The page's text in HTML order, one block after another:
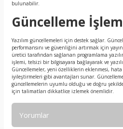
bulunabilir.
Güncelleme
Yazılım güncellemeleri için destek sağlar.
performansını ve güvenliğini artırmak için
üretici tarafından sağlanan programlama
işlemi, telsizi bir bilgisayara bağlayarak ve
Güncellemeler, yeni özelliklerin eklenmesi,
iyileştirmeleri gibi avantajları sunar.
güncellemelerin uyumlu olduğu ve doğru
için talimatları dikkatlice izlemek önemlidir.
Yorumlar